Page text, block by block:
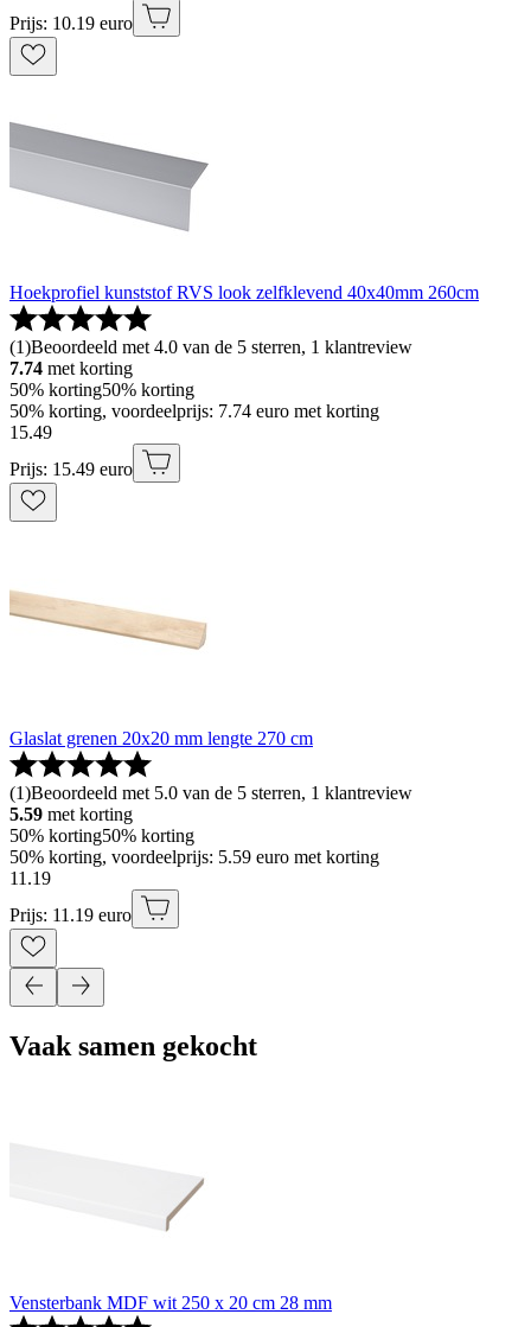
Prijs: 10.19 euro
Hoekprofiel kunststof RVS look zelfklevend 40x40mm 260cm
(1)Beoordeeld met 4.0 van de 5 sterren, 1 klantreview
7.74 met korting
50% korting50% korting
50% korting, voordeelprijs: 7.74 euro met korting
15.49
Prijs: 15.49 euro
Glaslat grenen 20x20 mm lengte 270 cm
(1)Beoordeeld met 5.0 van de 5 sterren, 1 klantreview
5.59 met korting
50% korting50% korting
50% korting, voordeelprijs: 5.59 euro met korting
11 .19
Prijs: 11.19 euro
Vaak samen gekocht
Vensterbank MDF wit 250 x 20 cm 28 mm